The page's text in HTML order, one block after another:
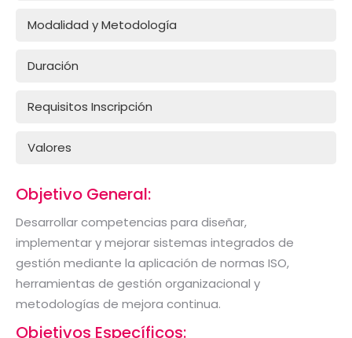
Modalidad y Metodología
Duración
Requisitos Inscripción
Valores
Objetivo General:
Desarrollar competencias para diseñar,
implementar y mejorar sistemas integrados de
gestión mediante la aplicación de normas ISO,
herramientas de gestión organizacional y
metodologías de mejora continua.
Objetivos Específicos: